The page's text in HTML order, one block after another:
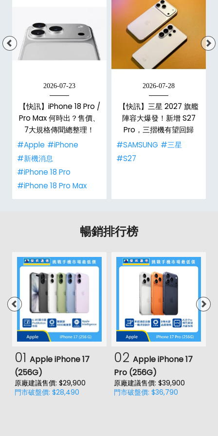
2026-07-23
【快訊】iPhone 18 Pro /
Pro Max 何時出？售價、
7大規格傳聞總整理！
#Apple #iPhone
#新機消息
#iPhone 18 Pro
#iPhone 18 Pro Max
2026-07-28
【快訊】三星 2027 旗艦
陣容大爆發！新增 S27
Pro，三摺機有望回歸
#SAMSUNG #三星
#S27
暢銷排行榜
01 Apple iPhone 17
(256G)
原廠建議售價: $29,900
門市破盤價: $28,490
02 Apple iPhone 17
Pro (256G)
原廠建議售價: $39,900
門市破盤價: $36,790